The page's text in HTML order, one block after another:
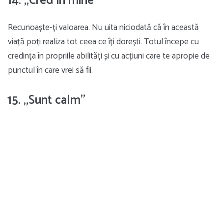
Recunoaște-ți valoarea. Nu uita niciodată că în această
viață poți realiza tot ceea ce îți dorești. Totul începe cu
credința în propriile abilități și cu acțiuni care te apropie de
punctul în care vrei să fii.
15. „Sunt calm”